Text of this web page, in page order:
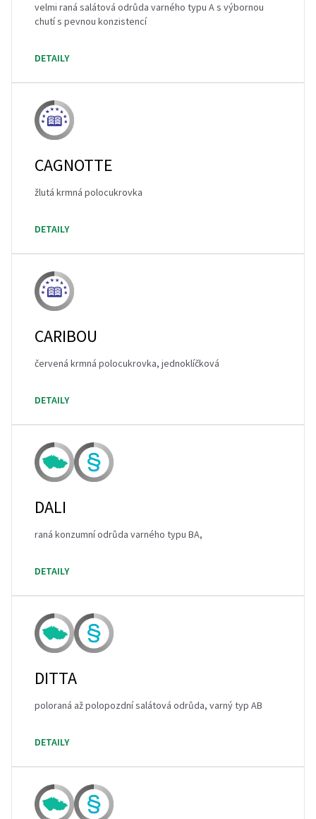
velmi raná salátová odrůda varného typu A s výbornou
chutí s pevnou konzistencí
DETAILY
CAGNOTTE
žlutá krmná polocukrovka
DETAILY
CARIBOU
červená krmná polocukrovka, jednoklíčková
DETAILY
DALI
raná konzumní odrůda varného typu BA,
DETAILY
DITTA
poloraná až polopozdní salátová odrůda, varný typ AB
DETAILY